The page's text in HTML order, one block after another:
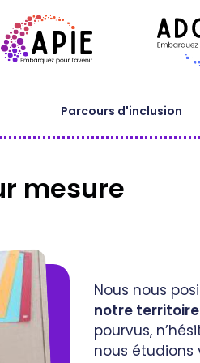
Parcours d'inclusion
mesure
Nous nous
notre territoire
pourvus,
nous